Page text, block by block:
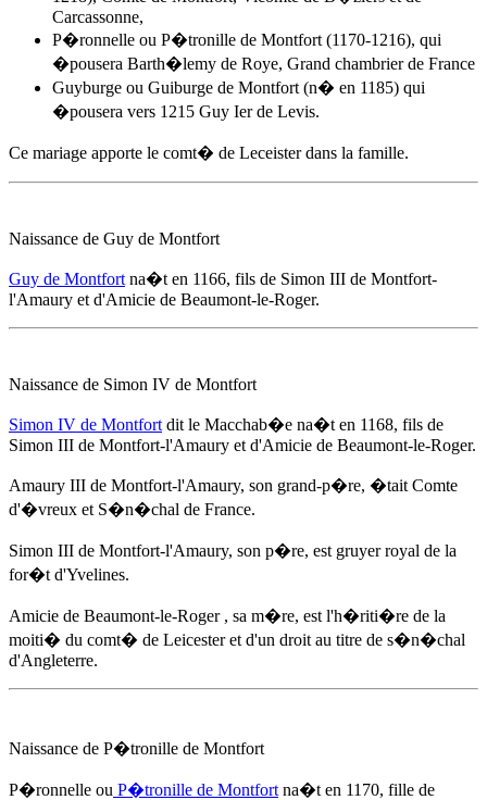
Carcassonne,
P�ronnelle ou P�tronille de Montfort (1170-1216), qui
�pousera Barth�lemy de Roye, Grand chambrier de France
Guyburge ou Guiburge de Montfort (n� en 1185) qui
�pousera vers 1215 Guy Ier de Levis.
Ce mariage apporte le comt� de Leceister dans la famille.
Naissance de Guy de Montfort
Guy de Montfort na�t en 1166, fils de Simon III de Montfort-
l'Amaury et d'Amicie de Beaumont-le-Roger.
Naissance de Simon IV de Montfort
Simon IV de Montfort dit le Macchab�e na�t en 1168, fils de
Simon III de Montfort-l'Amaury et d'Amicie de Beaumont-le-Roger.
Amaury III de Montfort-l'Amaury, son grand-p�re, �tait Comte
d'�vreux et S�n�chal de France.
Simon III de Montfort-l'Amaury, son p�re, est gruyer royal de la
for�t d'Yvelines.
Amicie de Beaumont-le-Roger, sa m�re, est l'h�riti�re de la
moiti� du comt� de Leicester et d'un droit au titre de s�n�chal
d'Angleterre.
Naissance de P�tronille de Montfort
P�ronnelle ou P�tronille de Montfort na�t en 1170, fille de